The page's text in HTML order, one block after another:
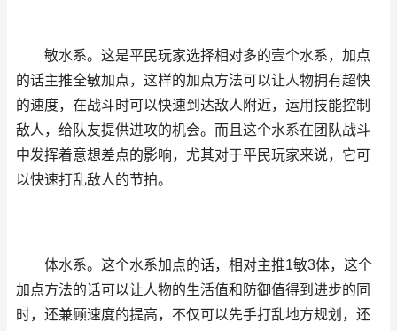
敏水系。这是平民玩家选择相对多的壹个水系，加点
的话主推全敏加点，这样的加点方法可以让人物拥有超快
的速度，在战斗时可以快速到达敌人附近，运用技能控制
敌人，给队友提供进攻的机会。而且这个水系在团队战斗
中发挥着意想差点的影响，尤其对于平民玩家来说，它可
以快速打乱敌人的节拍。
体水系。这个水系加点的话，相对主推1敏3体，这个
加点方法的话可以让人物的生活值和防御值得到进步的同
时，还兼顾速度的提高，不仅可以先手打乱地方规划，还